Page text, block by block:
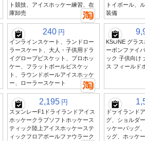
ト競技、アイスホッケー練習、在
庫卸売
トイボール、
装備
240 円
インラインスケート、ランドロー
ラースケート、大人・子供用ドラ
イグローブビスケット、プロホッ
ケー、フラットボールビスケッ
ト、ラウンドボールアイスホッケ
ー、ローラースケート
KSONE グラ
ーボンファイ
ック 子供向け
ス フィールド
2,195 円
スタンレーF1ドライランドアイス
ホッケークラブソフトホッケース
ティック陸上アイスホッケーステ
ィックフロアボールファウラーク
ドライランド
グ、ショルダ
ッケーバッグ
ッグ、ホッケ